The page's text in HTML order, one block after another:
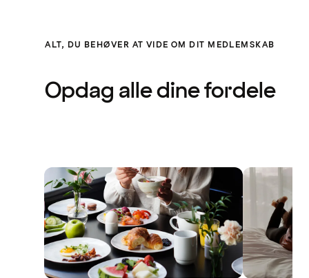
ALT, DU BEHØVER AT VIDE OM DIT MEDLEMSKAB
Opdag alle dine fordele